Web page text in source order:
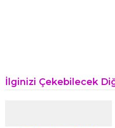
İlginizi Çekebilecek